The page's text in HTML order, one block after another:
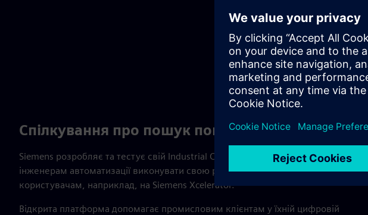
Спілкування про пошук помилок
Siemens розробляє та тестує свій Industrial Copilot, технологію, яка допомагає
інженерам автоматизації виконувати свою роботу і може бути запропонована
користувачам, наприклад, на Siemens Xcelerator.
Відкрита платформа допомагає промисловим клієнтам у їхній цифровій